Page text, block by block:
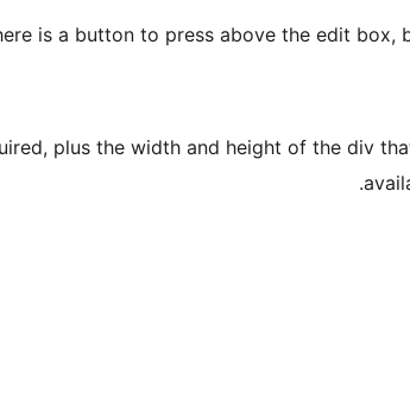
is a button to press above the edit box,
plus the width and height of the div